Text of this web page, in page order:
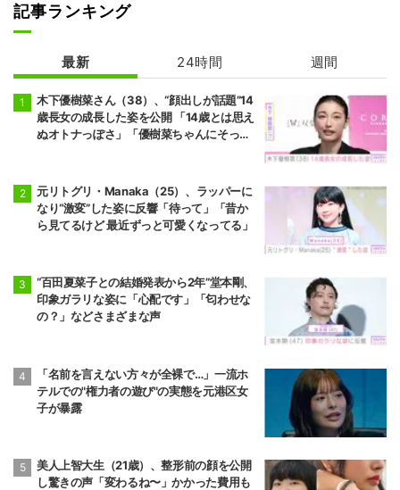
記事ランキング
最新 24時間 週間
木下優樹菜さん（38）、“顔出しが話題”14
歳長女の成長した姿を公開 「14歳とは思え
ぬオトナっぽさ」「優樹菜ちゃんにそっく
元リトグリ・Manaka（25）、ラッパーに
なり“激変”した姿に反響「待って」「昔か
ら見てるけど 最近ずっと可愛くなってる」
“百田夏菜子との結婚発表から2年”堂本剛、
印象ガラリな姿に「心配です」「匂わせな
の？」などさまざまな声
「名前を言えない方々が全裸で…」一流ホ
テルでの"権力者の遊び"の実態を元港区女
子が暴露
美人上智大生（21歳）、整形前の顔を公開
し驚きの声「変わるね〜」かかった費用も